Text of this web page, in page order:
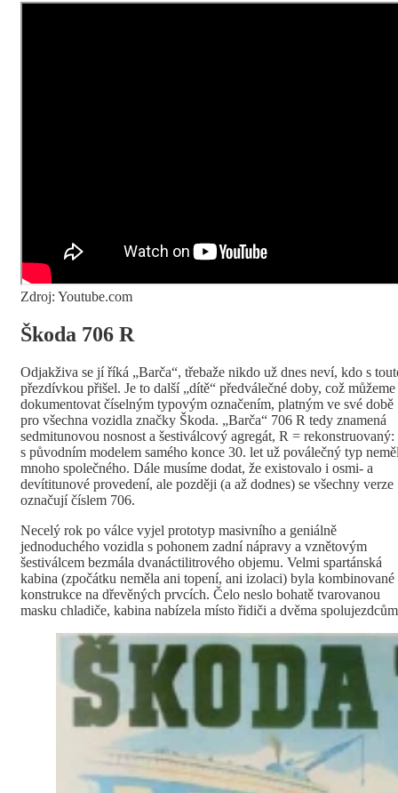
Zdroj: Youtube.com
Škoda 706 R
Odjakživa se jí říká „Barča“, třebaže nikdo už dnes neví, kdo s
přezdívkou přišel. Je to další „dítě“ předválečné doby, což můžeme
dokumentovat číselným typovým označením, platným ve své době
pro všechna vozidla značky Škoda. „Barča“ 706 R tedy znamená
sedmitunovou nosnost a šestiválcový agregát, R = rekonstruovaný:
s původním modelem samého konce 30. let už poválečný typ
mnoho společného. Dále musíme dodat, že existovalo i osmi- a
devítitunové provedení, ale později (a až dodnes) se všechny verze
označují číslem 706.
Necelý rok po válce vyjel prototyp masivního a geniálně
jednoduchého vozidla s pohonem zadní nápravy a vznětovým
šestiválcem bezmála dvanáctilitrového objemu. Velmi spartánská
kabina (zpočátku neměla ani topení, ani izolaci) byla kombinované
konstrukce na dřevěných prvcích. Čelo neslo bohatě tvarovanou
masku chladiče, kabina nabízela místo řidiči a dvěma